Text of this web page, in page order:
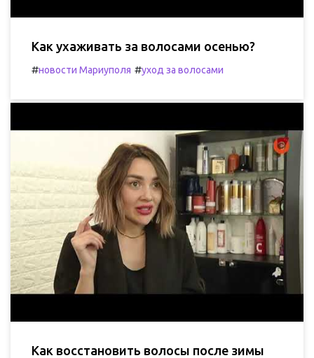
Как ухаживать за волосами осенью?
#новости Мариуполя #уход за волосами
Как восстановить волосы после зимы